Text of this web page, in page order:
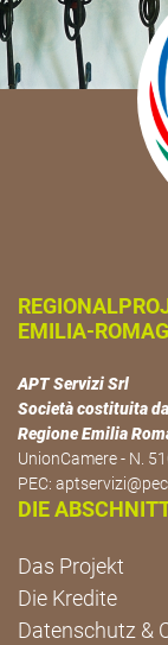
EMILIA-
APT Servizi Srl
Società costituita
Regione Emilia
UnionCamere - N.
PEC:
DIE
Das Projekt
Die Kredite
Datenschutz &